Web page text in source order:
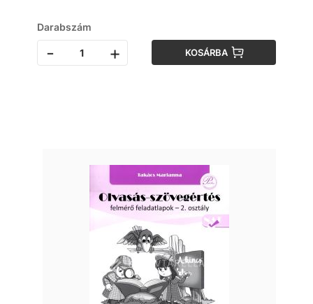
Darabszám
- + KOSÁRBA